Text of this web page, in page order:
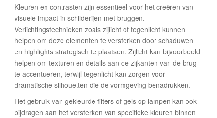
Kleuren en contrasten zijn essentieel voor het creëren van
visuele impact in schilderijen met bruggen.
Verlichtingstechnieken zoals zijlicht of tegenlicht kunnen
helpen om deze elementen te versterken door schaduwen
en highlights strategisch te plaatsen. Zijlicht kan bijvoorbeeld
helpen om texturen en details aan de zijkanten van de brug
te accentueren, terwijl tegenlicht kan zorgen voor
dramatische silhouetten die de vormgeving benadrukken.
Het gebruik van gekleurde filters of gels op lampen kan ook
bijdragen aan het versterken van specifieke kleuren binnen